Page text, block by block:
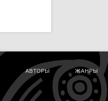
АВТОРЫ ЖАНРЫ